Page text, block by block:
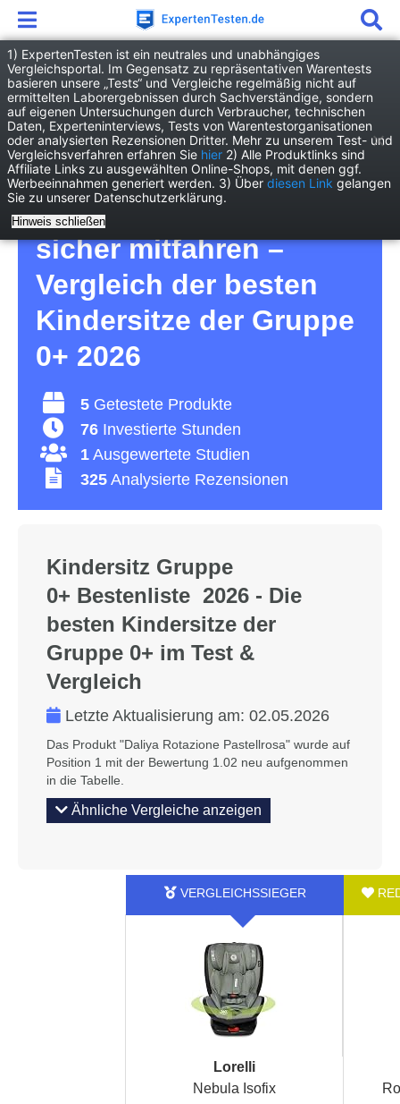
Baby Sicherheit Kindersitz Gruppe 0+
Kindersitz Gruppe 0+
Test – damit die
Kleinsten im Auto
sicher mitfahren –
Vergleich der besten
Kindersitze der Gruppe
0+ 2026
5 Getestete Produkte
76 Investierte Stunden
1 Ausgewertete Studien
325 Analysierte Rezensionen
Kindersitz Gruppe
0+ Bestenliste 2026 - Die
besten Kindersitze der
Gruppe 0+ im Test &
Vergleich
Letzte Aktualisierung am: 02.05.2026
Das Produkt "Daliya Rotazione Pastellrosa" wurde auf
Position 1 mit der Bewertung 1.02 neu aufgenommen
in die Tabelle.
Ähnliche Vergleiche anzeigen
Lorelli
Nebula Isofix
1) ExpertenTesten ist ein neutrales und unabhängiges
Vergleichsportal. Im Gegensatz zu repräsentativen Warentests
basieren unsere „Tests“ und Vergleiche regelmäßig nicht auf
ermittelten Laborergebnissen durch Sachverständige, sondern
auf eigenen Untersuchungen durch Verbraucher, technischen
Daten, Experteninterviews, Tests von Warentestorganisationen
oder analysierten Rezensionen Dritter. Mehr zu unserem Test- und
Vergleichsverfahren erfahren Sie hier 2) Alle Produktlinks sind
Affiliate Links zu ausgewählten Online-Shops, mit denen ggf.
Werbeeinnahmen generiert werden. 3) Über diesen Link gelangen
Sie zu unserer Datenschutzerklärung.
Hinweis schließen